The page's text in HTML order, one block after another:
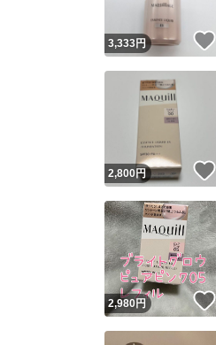
3,333円
2,800円
2,980円